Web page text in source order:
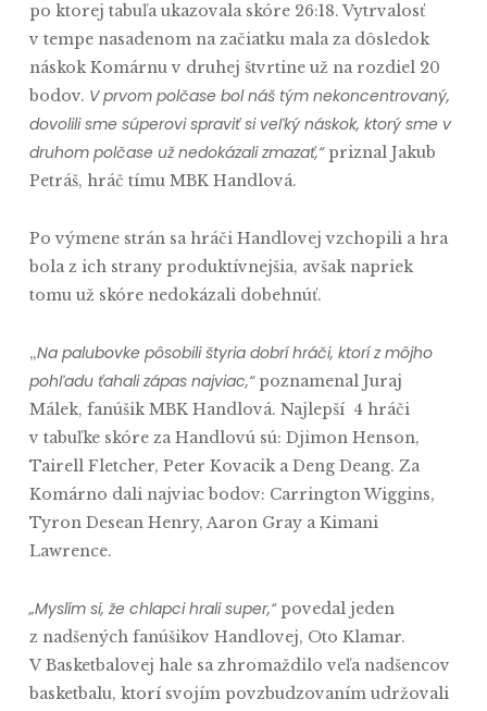
po ktorej tabuľa ukazovala skóre 26:18. Vytrvalosť
v tempe nasadenom na začiatku mala za dôsledok
náskok Komárnu v druhej štvrtine už na rozdiel 20
bodov. V prvom polčase bol náš tým nekoncentrovaný,
dovolili sme súperovi spraviť si veľký náskok, ktorý sme v
druhom polčase už nedokázali zmazať,“priznal Jakub
Petráš, hráč tímu MBK Handlová.
Po výmene strán sa hráči Handlovej vzchopili a hra
bola z ich strany produktívnejšia, avšak napriek
tomu už skóre nedokázali dobehnúť.
„Na palubovke pôsobili štyria dobrí hráči, ktorí z môjho
pohľadu ťahali zápas najviac,“poznamenal Juraj
Málek, fanúšik MBK Handlová. Najlepší 4 hráči
v tabuľke skóre za Handlovú sú: Djimon Henson,
Tairell Fletcher, Peter Kovacik a Deng Deang. Za
Komárno dali najviac bodov: Carrington Wiggins,
Tyron Desean Henry, Aaron Gray a Kimani
Lawrence.
„Myslím si, že chlapci hrali super,“povedal jeden
z nadšených fanúšikov Handlovej, Oto Klamar.
V Basketbalovej hale sa zhromaždilo veľa nadšencov
basketbalu, ktorí svojím povzbudzovaním udržovali